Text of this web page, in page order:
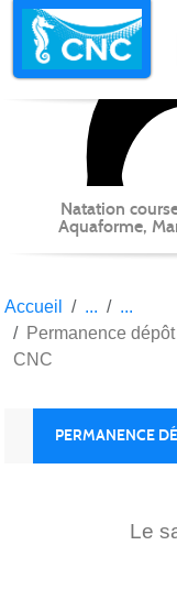
Natation
Aquaforme,
Accueil
Permanence
CNC
PERMANENCE
Le
Panneau de gestion